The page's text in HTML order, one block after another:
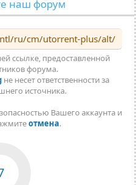
наш форум
ru/cm/utorrent-plus/alt/
ссылке, предоставленной
форума.
не несет ответственности за
источника.
Вашего аккаунта и
отмена.